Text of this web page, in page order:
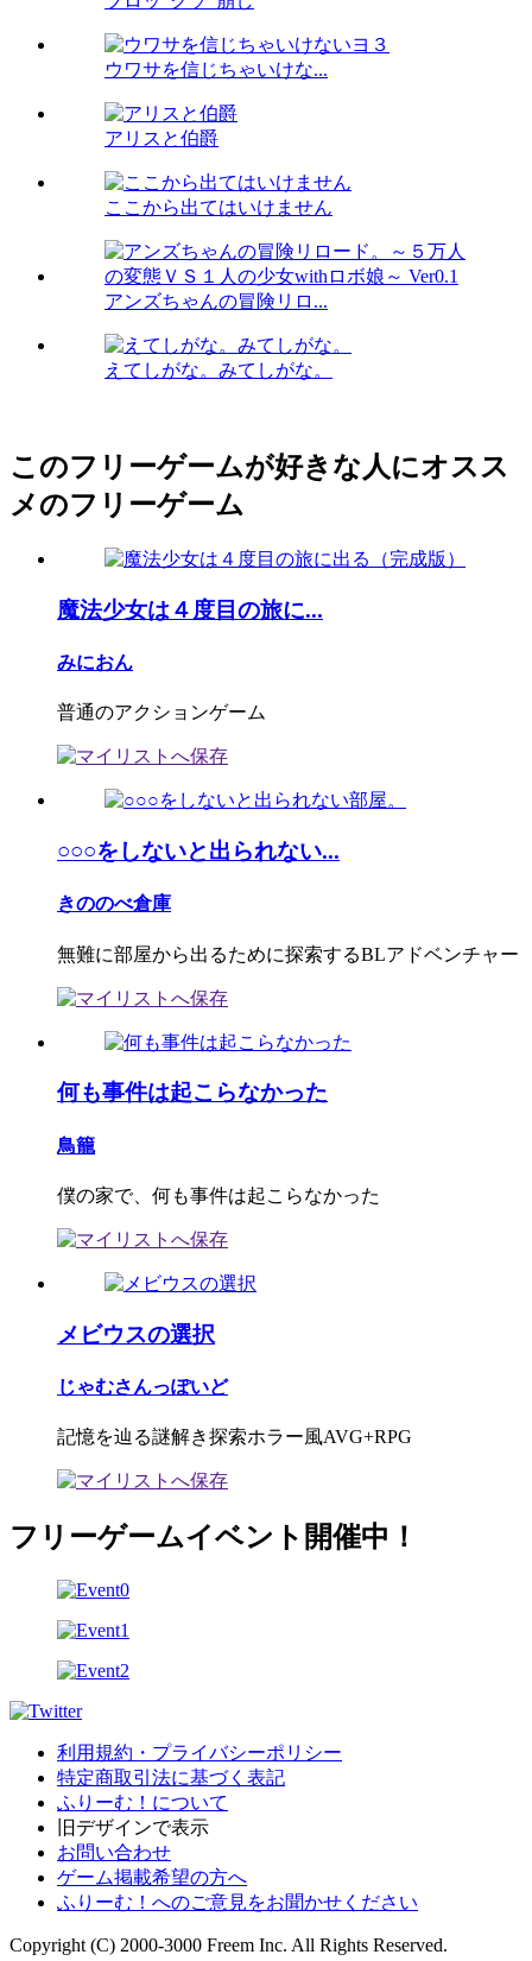
ウワサを信じちゃいけな...
アリスと伯爵
ここから出てはいけません
アンズちゃんの冒険リロ...
えてしがな。みてしがな。
このフリーゲームが好きな人にオスス
メのフリーゲーム
魔法少女は４度目の旅に...
みにおん
普通のアクションゲーム
○○○をしないと出られない...
きののべ倉庫
無難に部屋から出るために探索するBLアドベンチャー
何も事件は起こらなかった
鳥籠
僕の家で、何も事件は起こらなかった
メビウスの選択
じゃむさんっぽいど
記憶を辿る謎解き探索ホラー風AVG+RPG
フリーゲームイベント開催中！
利用規約・プライバシーポリシー
特定商取引法に基づく表記
ふりーむ！について
旧デザインで表示
お問い合わせ
ゲーム掲載希望の方へ
ふりーむ！へのご意見をお聞かせください
Copyright (C) 2000-3000 Freem Inc. All Rights Reserved.